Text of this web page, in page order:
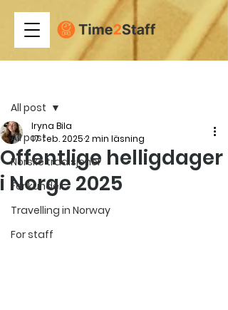
All post
Norske tradisjoner
For kunder
Travelling in Norway
For staff
All post
Offentlige helligdager
i Norge 2025
Iryna Bila
17 feb. 20252 min läsning